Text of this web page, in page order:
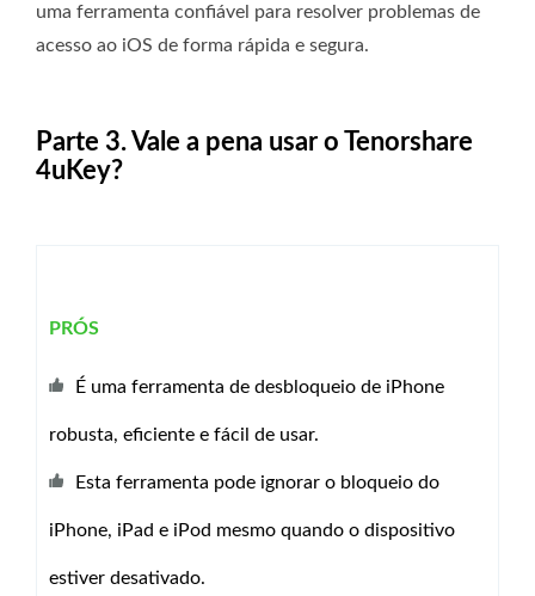
uma ferramenta confiável para resolver problemas de
acesso ao iOS de forma rápida e segura.
Parte 3. Vale a pena usar o Tenorshare
4uKey?
PRÓS
É uma ferramenta de desbloqueio de iPhone
robusta, eficiente e fácil de usar.
Esta ferramenta pode ignorar o bloqueio do
iPhone, iPad e iPod mesmo quando o dispositivo
estiver desativado.